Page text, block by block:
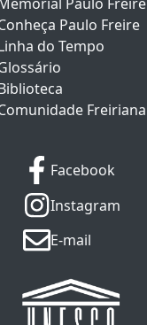
Paulo Freire
do Tempo
Freiriana
Facebook
Instagram
E-mail